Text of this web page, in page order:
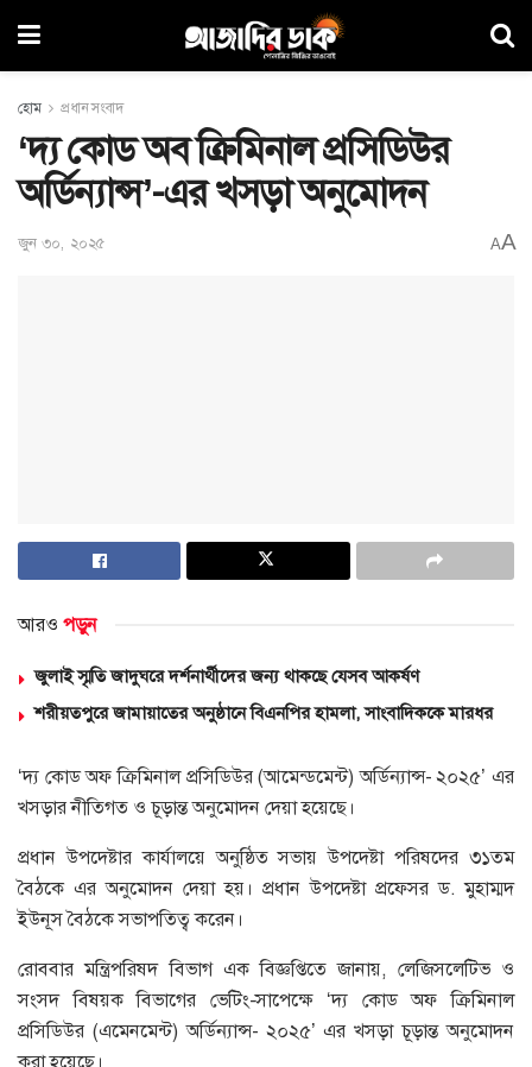
হোম প্রধান সংবাদ
‘দ্য কোড অব ক্রিমিনাল প্রসিডিউর
অর্ডিন্যান্স’-এর খসড়া অনুমোদন
জুন ৩০, ২০২৫ AA
আরও পড়ুন
জুলাই স্মৃতি জাদুঘরে দর্শনার্থীদের জন্য থাকছে যেসব আকর্ষণ
শরীয়তপুরে জামায়াতের অনুষ্ঠানে বিএনপির হামলা, সাংবাদিককে মারধর
‘দ্য কোড অফ ক্রিমিনাল প্রসিডিউর (আমেন্ডমেন্ট) অর্ডিন্যান্স- ২০২৫’ এর
খসড়ার নীতিগত ও চূড়ান্ত অনুমোদন দেয়া হয়েছে।
প্রধান উপদেষ্টার কার্যালয়ে অনুষ্ঠিত সভায় উপদেষ্টা পরিষদের ৩১তম
বৈঠকে এর অনুমোদন দেয়া হয়। প্রধান উপদেষ্টা প্রফেসর ড. মুহাম্মদ
ইউনূস বৈঠকে সভাপতিত্ব করেন।
রোববার মন্ত্রিপরিষদ বিভাগ এক বিজ্ঞপ্তিতে জানায়, লেজিসলেটিভ ও
সংসদ বিষয়ক বিভাগের ভেটিং-সাপেক্ষে ‘দ্য কোড অফ ক্রিমিনাল
প্রসিডিউর (এমেনমেন্ট) অর্ডিন্যান্স- ২০২৫’ এর খসড়া চূড়ান্ত অনুমোদন
করা হয়েছে।